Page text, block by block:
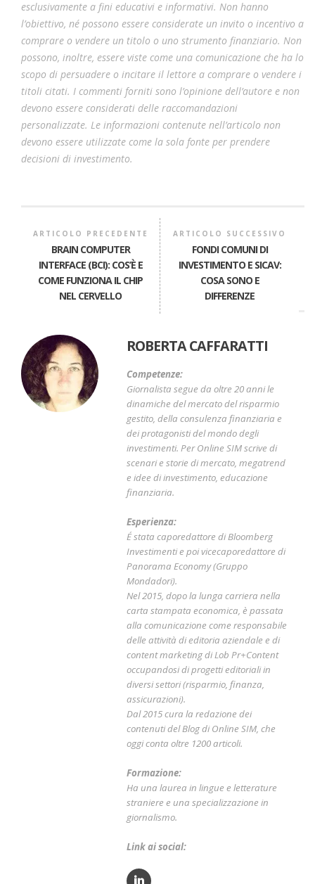
esclusivamente a fini educativi e informativi. Non hanno
l’obiettivo, né possono essere considerate un invito o incentivo a
comprare o vendere un titolo o uno strumento finanziario. Non
possono, inoltre, essere viste come una comunicazione che ha lo
scopo di persuadere o incitare il lettore a comprare o vendere i
titoli citati. I commenti forniti sono l’opinione dell’autore e non
devono essere considerati delle raccomandazioni
personalizzate. Le informazioni contenute nell’articolo non
devono essere utilizzate come la sola fonte per prendere
decisioni di investimento.
ARTICOLO PRECEDENTE
BRAIN COMPUTER
INTERFACE (BCI): COS’È E
COME FUNZIONA IL CHIP
NEL CERVELLO
ARTICOLO SUCCESSIVO
FONDI COMUNI DI
INVESTIMENTO E SICAV:
COSA SONO E
DIFFERENZE
ROBERTA CAFFARATTI
Competenze:
Giornalista segue da oltre 20 anni le
dinamiche del mercato del risparmio
gestito, della consulenza finanziaria e
dei protagonisti del mondo degli
investimenti. Per Online SIM scrive di
scenari e storie di mercato, megatrend
e idee di investimento, educazione
finanziaria.
Esperienza:
É stata caporedattore di Bloomberg
Investimenti e poi vicecaporedattore di
Panorama Economy (Gruppo
Mondadori).
Nel 2015, dopo la lunga carriera nella
carta stampata economica, è passata
alla comunicazione come responsabile
delle attività di editoria aziendale e di
content marketing di Lob Pr+Content
occupandosi di progetti editoriali in
diversi settori (risparmio, finanza,
assicurazioni).
Dal 2015 cura la redazione dei
contenuti del Blog di Online SIM, che
oggi conta oltre 1200 articoli.
Formazione:
Ha una laurea in lingue e letterature
straniere e una specializzazione in
giornalismo.
Link ai social: